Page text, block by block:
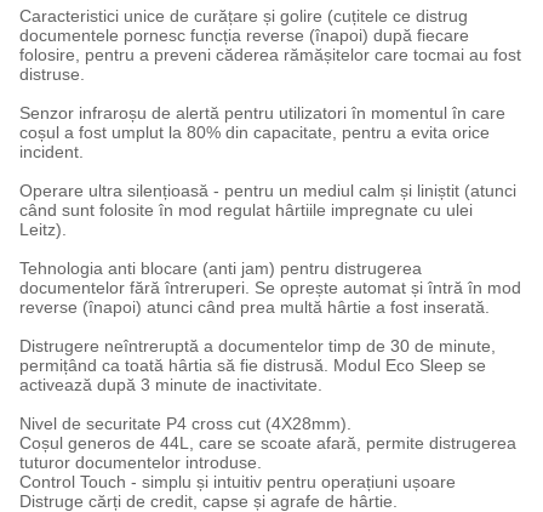
Caracteristici unice de curățare și golire (cuțitele ce distrug
documentele pornesc funcția reverse (înapoi) după fiecare
folosire, pentru a preveni căderea rămășitelor care tocmai au fost
distruse.
Senzor infraroșu de alertă pentru utilizatori în momentul în care
coșul a fost umplut la 80% din capacitate, pentru a evita orice
incident.
Operare ultra silențioasă - pentru un mediul calm și liniștit (atunci
când sunt folosite în mod regulat hârtiile impregnate cu ulei
Leitz).
Tehnologia anti blocare (anti jam) pentru distrugerea
documentelor fără întreruperi. Se oprește automat și întră în mod
reverse (înapoi) atunci când prea multă hârtie a fost inserată.
Distrugere neîntreruptă a documentelor timp de 30 de minute,
permițând ca toată hârtia să fie distrusă. Modul Eco Sleep se
activează după 3 minute de inactivitate.
Nivel de securitate P4 cross cut (4X28mm).
Coșul generos de 44L, care se scoate afară, permite distrugerea
tuturor documentelor introduse.
Control Touch - simplu și intuitiv pentru operațiuni ușoare
Distruge cărți de credit, capse și agrafe de hârtie.